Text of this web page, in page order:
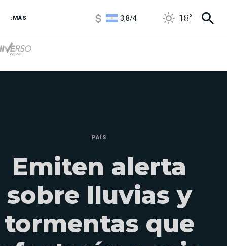
:MÁS
6850/ 18°
PAÍS
Emiten alerta
sobre lluvias y
tormentas que